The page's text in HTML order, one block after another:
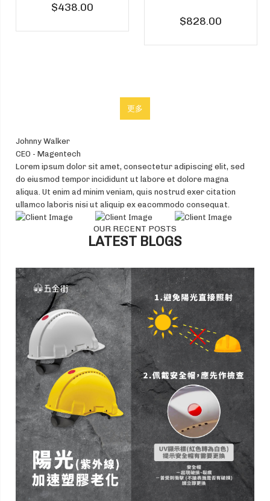
$438.00
$828.00
Johnny Walker
CEO - Magentech
Lorem ipsum dolor sit amet, consectetur adipiscing elit, sed
do eiusmod tempor incididunt ut labore et dolore magna
aliqua. Ut enim ad minim veniam, quis nostrud exer citation
ullamco laboris nisi ut aliquip ex eacommodo consequat.
David Land
Marketing - Magentech
Consectetur adipiscing elit, lorem ipsum dolor sit amet, sed do
eiusmod tempor incididunt ut labore et dolore magna aliqua.
Quis nostrud exer citation ullamco ut enim ad minim veniam,
laboris nisi ut aliquip ex eacommodo consequat.
Jonny Johanson
Designer - Magentech
Aliquip ex eacommodo consequat lorem ipsum dolor sit amet,
consectetur adipiscing elit. Ut enim ad minim veniam, sed do
eiusmod tempor incididunt ut labore et dolore magna aliqua,
quis nostrud exer citation ullamco laboris nisi ut.
Anna Johanson
Tester - Magentech
Ut enim ad minim veniam, quis nostrud exer citation ullamco
laboris nisi ut aliquip ex eacommodo consequat. Lorem ipsum
dolor sit amet, consectetur adipiscing elit, sed do eiusmod
tempor incididunt ut labore et dolore magna aliqua.
Micheal Echo
Founder - Magentech
Lorem ipsum dolor sit amet, consectetur adipiscing elit, sed
do eiusmod tempor incididunt ut labore et dolore magna
aliqua. Ut enim ad minim veniam, quis nostrud exer citation
ullamco laboris nisi ut aliquip ex eacommodo consequat.
Danny Walker
CEO - Magentech
Consectetur adipiscing elit, lorem ipsum dolor sit amet, sed do
eiusmod tempor incididunt ut labore et dolore magna aliqua.
Quis nostrud exer citation ullamco ut enim ad minim veniam,
laboris nisi ut aliquip ex eacommodo consequat.
Walker Dump
HCNS - Magentech
Labore et dolore magna aliqua. Ut enim ad minim veniam, quis
nostrud exer citation ullamco .Lorem ipsum dolor sit amet,
consectetur adipiscing elit, sed do eiusmod tempor incididunt
ut laboris nisi ut aliquip ex eacommodo consequat.
OUR RECENT POSTS
LATEST BLOGS